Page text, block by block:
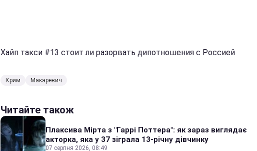
Хайп такси #13 cтоит ли разорвать дипотношения с Россией
Крим Макаревич
Читайте також
Плаксива Мірта з "Гаррі Поттера": як зараз виглядає
акторка, яка у 37 зіграла 13-річну дівчинку
07 серпня 2026, 08:49